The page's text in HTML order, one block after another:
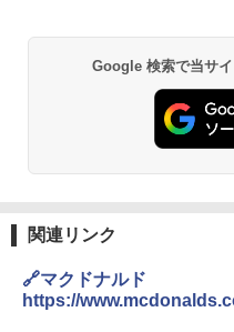
角瓶
イボー
【公式
| 業務
麺 小
ーリン
パニー
3
シャー
L コン
ーム調
Google 検索で当サ
関連リンク
🔗マクドナルド
https://